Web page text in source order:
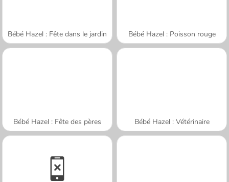
Bébé Hazel : Fête dans le jardin Bébé Hazel : Poisson rouge
Bébé Hazel : Fête des pères Bébé Hazel : Vétérinaire